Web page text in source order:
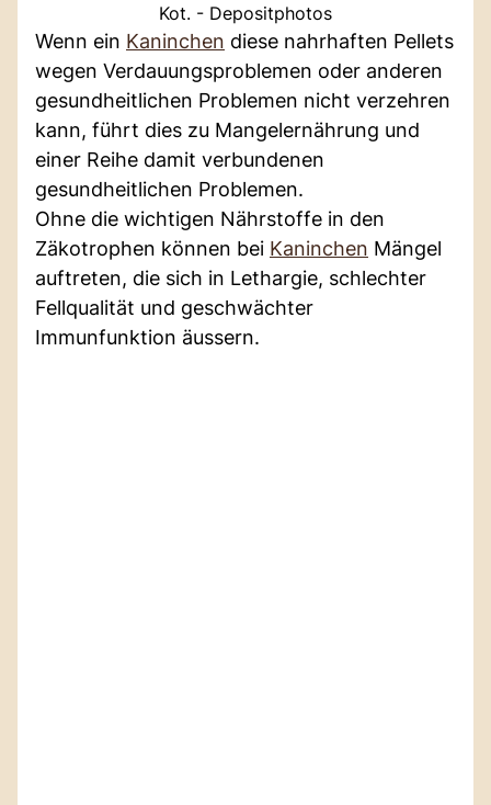
Kot. - Depositphotos
Wenn ein Kaninchen diese nahrhaften Pellets
wegen Verdauungsproblemen oder anderen
gesundheitlichen Problemen nicht verzehren
kann, führt dies zu Mangelernährung und
einer Reihe damit verbundenen
gesundheitlichen Problemen.
Ohne die wichtigen Nährstoffe in den
Zäkotrophen können bei Kaninchen Mängel
auftreten, die sich in Lethargie, schlechter
Fellqualität und geschwächter
Immunfunktion äussern.